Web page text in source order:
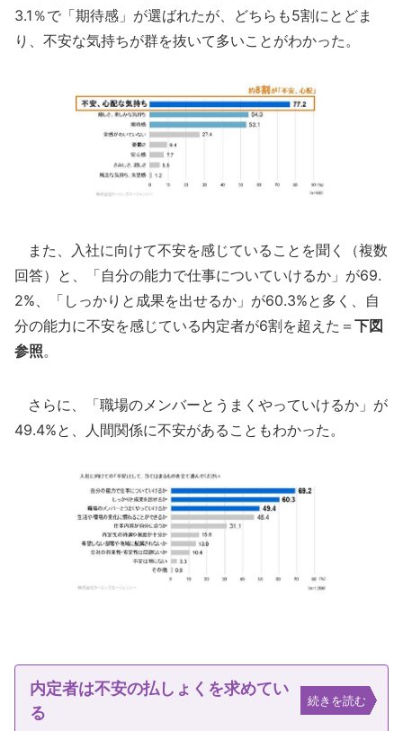
3.1％で「期待感」が選ばれたが、どちらも5割にとどま
り、不安な気持ちが群を抜いて多いことがわかった。
また、入社に向けて不安を感じていることを聞く（複数
回答）と、「自分の能力で仕事についていけるか」が69.
2%、「しっかりと成果を出せるか」が60.3%と多く、自
分の能力に不安を感じている内定者が6割を超えた＝ 下図
参照。
さらに、「職場のメンバーとうまくやっていけるか」が
49.4%と、人間関係に不安があることもわかった。
内定者は不安の払しょくを求めてい
る
続きを読む